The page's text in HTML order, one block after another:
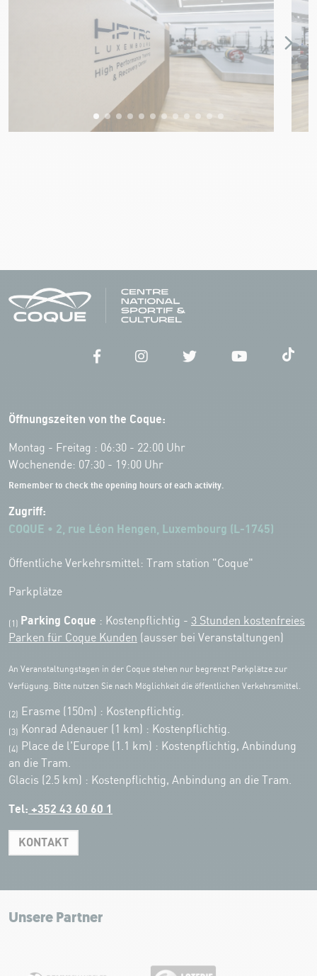
Öffnungszeiten von the Coque:
Montag - Freitag : 06:30 - 22:00 Uhr
Wochenende: 07:30 - 19:00 Uhr
Remember to check the opening hours of each activity.
Zugriff:
COQUE • 2, rue Léon Hengen, Luxembourg (L-1745)
Öffentliche Verkehrsmittel: Tram station "Coque"
Parkplätze
(1) Parking Coque : Kostenpflichtig - 3 Stunden kostenfreies
Parken für Coque Kunden (ausser bei Veranstaltungen)
An Veranstaltungstagen in der Coque stehen nur begrenzt Parkplätze zur
Verfügung. Bitte nutzen Sie nach Möglichkeit die öffentlichen Verkehrsmittel.
(2) Erasme (150m) : Kostenpflichtig.
(3) Konrad Adenauer (1 km) : Kostenpflichtig.
(4)
Place de l'Europe (1.1 km) : Kostenpflichtig, Anbindung
an die Tram.
Glacis (2.5 km) : Kostenpflichtig, Anbindung an die Tram.
Tel: +352 43 60 60 1
KONTAKT
+
−
Leaflet|Map tiles by Carto, under CC BY 3.0. Data by OpenStreetMap, under
Unsere Partner